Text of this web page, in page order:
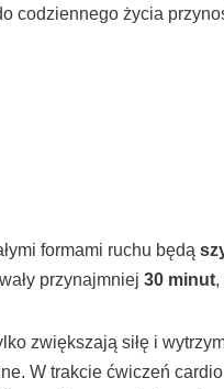
codziennego życia
formami ruchu będą
przynajmniej 30 minut,
zwiększają siłę i
W trakcie ćwiczeń